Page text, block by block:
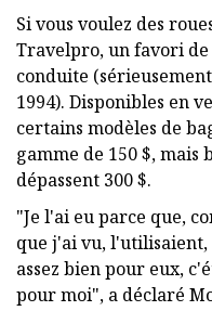
Si vous voulez des
Travelpro, un favori de
conduite
1994). Disponibles en
certains modèles de
gamme de 150 $,
dépassent 300 $.
"Je l'ai eu parce que,
que j'ai vu, l'utilisaient,
assez bien pour eux,
pour moi", a déclaré